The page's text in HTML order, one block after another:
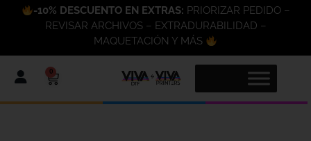
-10% DESCUENTO EN EXTRAS: PRIORIZAR PEDIDO –
REVISAR ARCHIVOS – EXTRADURABILIDAD –
MAQUETACIÓN Y MÁS
0